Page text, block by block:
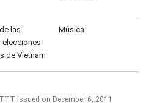
las
elecciones
de Vietnam
Música
issued on December 6, 2011